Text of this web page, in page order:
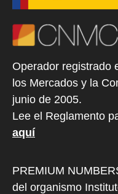
Operador registrado
los Mercados y la
junio de 2005.
Lee el Reglamento
aquí
PREMIUM
del organismo